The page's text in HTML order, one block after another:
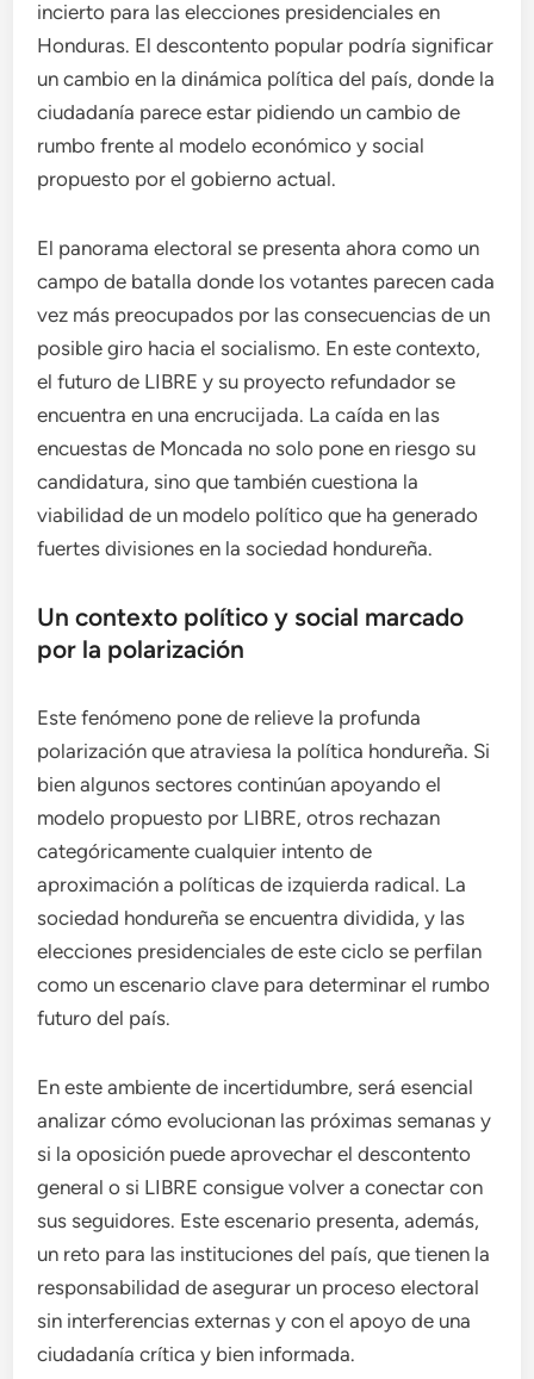
incierto para las elecciones presidenciales en
Honduras. El descontento popular podría significar
un cambio en la dinámica política del país, donde la
ciudadanía parece estar pidiendo un cambio de
rumbo frente al modelo económico y social
propuesto por el gobierno actual.
El panorama electoral se presenta ahora como un
campo de batalla donde los votantes parecen cada
vez más preocupados por las consecuencias de un
posible giro hacia el socialismo. En este contexto,
el futuro de LIBRE y su proyecto refundador se
encuentra en una encrucijada. La caída en las
encuestas de Moncada no solo pone en riesgo su
candidatura, sino que también cuestiona la
viabilidad de un modelo político que ha generado
fuertes divisiones en la sociedad hondureña.
Un contexto político y social marcado
por la polarización
Este fenómeno pone de relieve la profunda
polarización que atraviesa la política hondureña. Si
bien algunos sectores continúan apoyando el
modelo propuesto por LIBRE, otros rechazan
categóricamente cualquier intento de
aproximación a políticas de izquierda radical. La
sociedad hondureña se encuentra dividida, y las
elecciones presidenciales de este ciclo se perfilan
como un escenario clave para determinar el rumbo
futuro del país.
En este ambiente de incertidumbre, será esencial
analizar cómo evolucionan las próximas semanas y
si la oposición puede aprovechar el descontento
general o si LIBRE consigue volver a conectar con
sus seguidores. Este escenario presenta, además,
un reto para las instituciones del país, que tienen la
responsabilidad de asegurar un proceso electoral
sin interferencias externas y con el apoyo de una
ciudadanía crítica y bien informada.